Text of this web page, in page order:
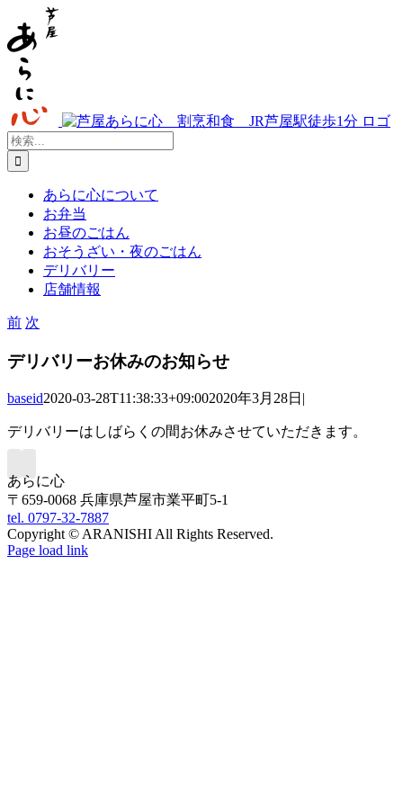
content
検
索
…
あらに心について
お弁当
お昼のごはん
おそうざい・夜のごはん
デリバリー
店舗情報
前 次
デリバリーお休みのお知らせ
baseid2020-03-28T11:38:33+09:002020年3月28日 |
デリバリーはしばらくの間お休みさせていただきます。
あらに心
〒659-0068 兵庫県芦屋市業平町5-1
tel. 0797-32-7887
Copyright © ARANISHI All Rights Reserved.
Page load link